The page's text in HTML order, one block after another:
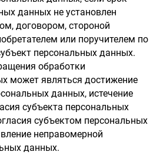
данных не установлен
договором, стороной
или поручителем по
персональных данных.
обработки
может являться достижение
данных, истечение
субъекта персональных
субъектом персональных
неправомерной
данных.